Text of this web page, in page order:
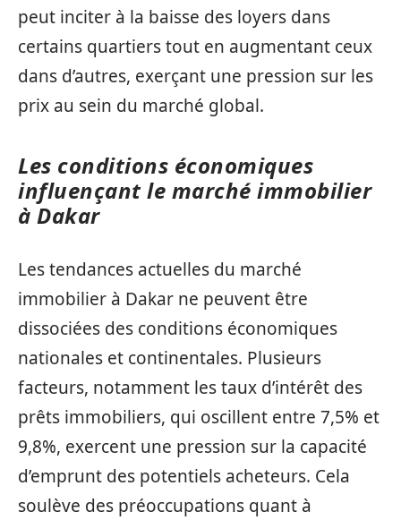
peut inciter à la baisse des loyers dans
certains quartiers tout en augmentant ceux
dans d’autres, exerçant une pression sur les
prix au sein du marché global.
Les conditions économiques
influençant le marché immobilier
à Dakar
Les tendances actuelles du marché
immobilier à Dakar ne peuvent être
dissociées des conditions économiques
nationales et continentales. Plusieurs
facteurs, notamment les taux d’intérêt des
prêts immobiliers, qui oscillent entre 7,5% et
9,8%, exercent une pression sur la capacité
d’emprunt des potentiels acheteurs. Cela
soulève des préoccupations quant à